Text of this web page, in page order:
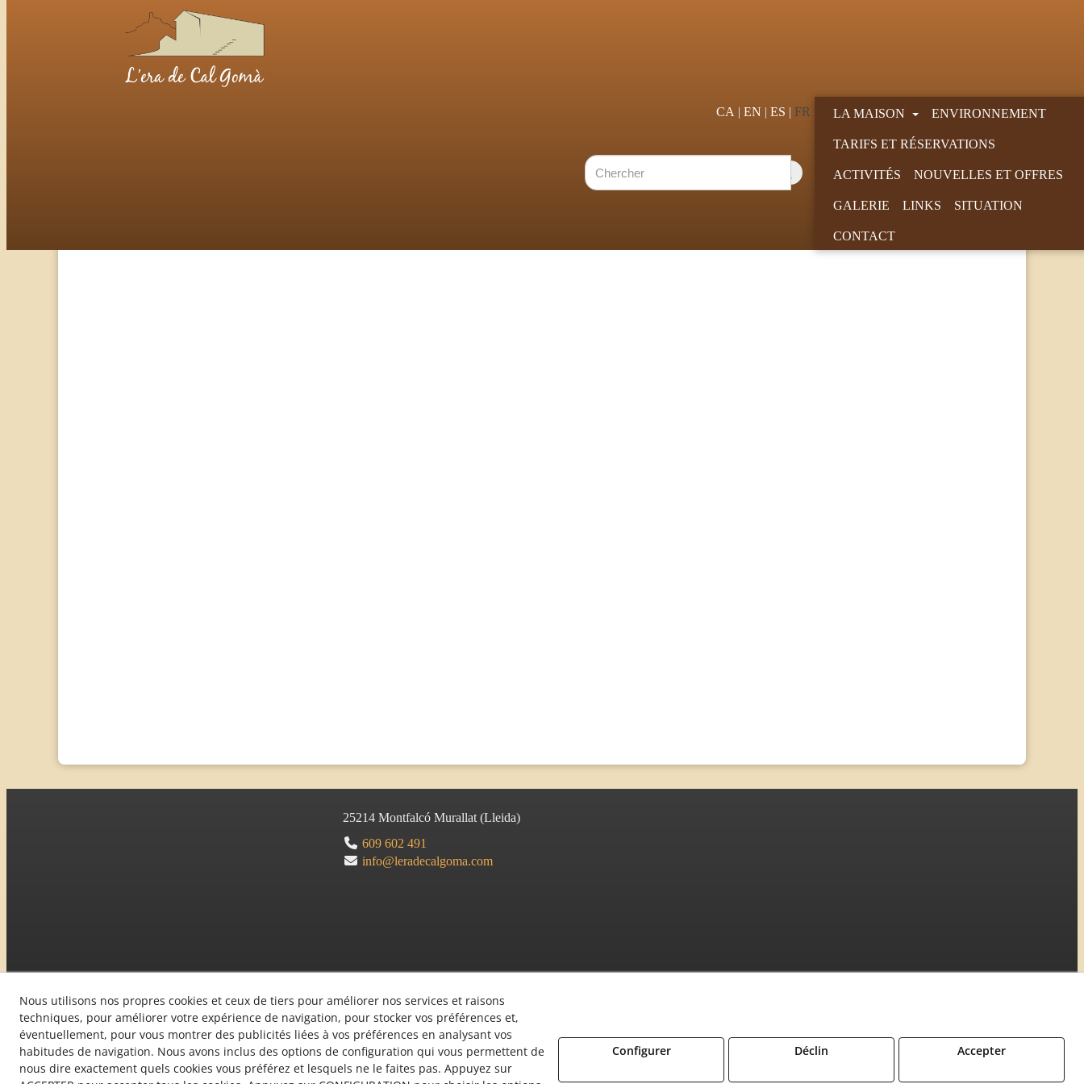
CA EN ES FR LA MAISON ENVIRONNEMENT
TARIFS ET RÉSERVATIONS
ACTIVITÉS NOUVELLES ET OFFRES
GALERIE LINKS SITUATION
CONTACT
25214 Montfalcó Murallat(Lleida)
609 602 491
info@leradecalgoma.com
© 08/2026 L'Era de Cal Gomà - Tous droits réservés.
Nous utilisons nos propres cookies et ceux de tiers pour améliorer nos services et raisons
techniques, pour améliorer votre expérience de navigation, pour stocker vos préférences et,
éventuellement, pour vous montrer des publicités liées à vos préférences en analysant vos
habitudes de navigation. Nous avons inclus des options de configuration qui vous permettent de
nous dire exactement quels cookies vous préférez et lesquels ne le faites pas. Appuyez sur
Configurer Déclin Accepter